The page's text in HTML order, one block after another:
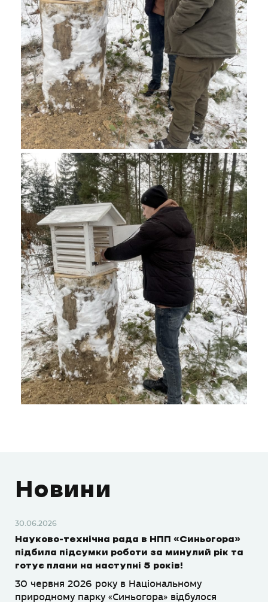
Новини
30.06.2026
Науково-технічна рада в НПП «Синьогора»
підбила підсумки роботи за минулий рік та
готує плани на наступні 5 років!
30 червня 2026 року в Національному
природному парку «Синьогора» відбулося